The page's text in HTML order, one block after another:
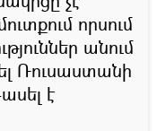
որսում
անում
Ռուսաստանի
է